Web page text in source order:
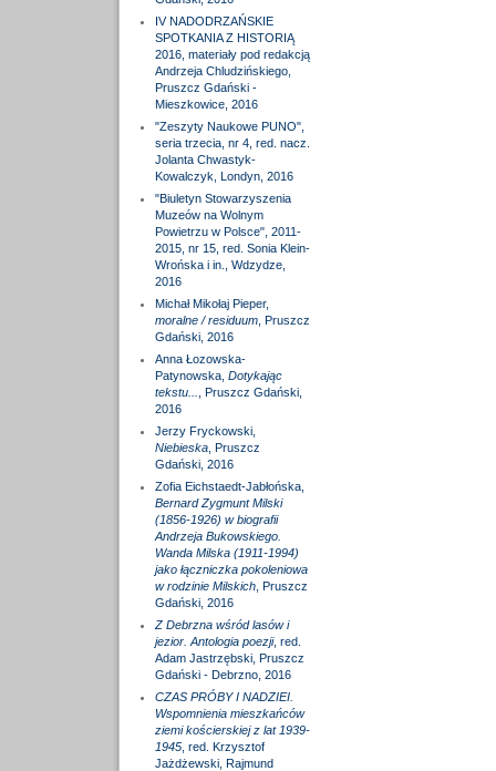
IV NADODRZAŃSKIE
SPOTKANIA Z HISTORIĄ
2016, materiały pod redakcją
Andrzeja Chludzińskiego,
Pruszcz Gdański -
Mieszkowice, 2016
"Zeszyty Naukowe PUNO",
seria trzecia, nr 4, red. nacz.
Jolanta Chwastyk-
Kowalczyk, Londyn, 2016
"Biuletyn Stowarzyszenia
Muzeów na Wolnym
Powietrzu w Polsce", 2011-
2015, nr 15, red. Sonia Klein-
Wrońska i in., Wdzydze,
2016
Michał Mikołaj Pieper,
moralne / residuum, Pruszcz
Gdański, 2016
Anna Łozowska-
Patynowska, Dotykając
tekstu...
, Pruszcz Gdański,
2016
Jerzy Fryckowski,
Niebieska, Pruszcz
Gdański, 2016
Zofia Eichstaedt-Jabłońska,
Bernard Zygmunt Milski
(1856-1926) w biografii
Andrzeja Bukowskiego.
Wanda Milska (1911-1994)
jako łączniczka pokoleniowa
w rodzinie Milskich, Pruszcz
Gdański, 2016
Z Debrzna wśród lasów i
jezior. Antologia poezji, red.
Adam Jastrzębski, Pruszcz
Gdański - Debrzno, 2016
CZAS PRÓBY I NADZIEI.
Wspomnienia mieszkańców
ziemi kościerskiej z lat 1939-
1945, red. Krzysztof
Jażdżewski, Rajmund